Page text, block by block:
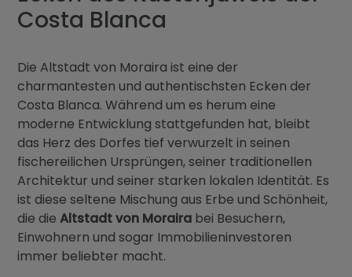
Blog
Costa Blanca
Die Altstadt von Moraira ist eine der
charmantesten und authentischsten Ecken der
Costa Blanca. Während um es herum eine
moderne Entwicklung stattgefunden hat, bleibt
das Herz des Dorfes tief verwurzelt in seinen
fischereilichen Ursprüngen, seiner traditionellen
Architektur und seiner starken lokalen Identität. Es
ist diese seltene Mischung aus Erbe und Schönheit,
die dieAltstadt von Moraira bei Besuchern,
Einwohnern und sogar Immobilieninvestoren
immer beliebter macht.